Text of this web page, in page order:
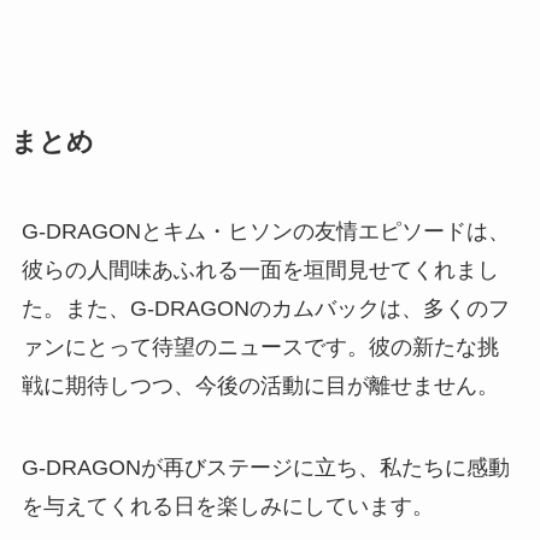
まとめ
G-DRAGONとキム・ヒソンの友情エピソードは、
彼らの人間味あふれる一面を垣間見せてくれまし
た。また、G-DRAGONのカムバックは、多くのフ
ァンにとって待望のニュースです。彼の新たな挑
戦に期待しつつ、今後の活動に目が離せません。
G-DRAGONが再びステージに立ち、私たちに感動
を与えてくれる日を楽しみにしています。